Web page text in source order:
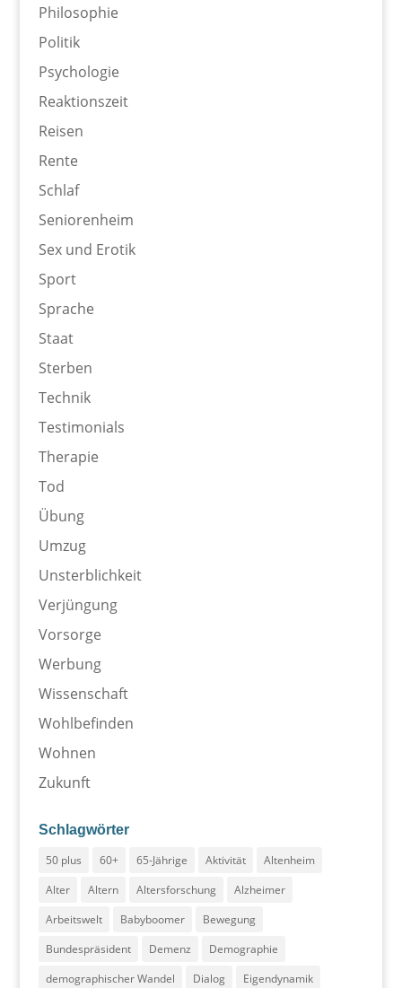
Philosophie
Politik
Psychologie
Reaktionszeit
Reisen
Rente
Schlaf
Seniorenheim
Sex und Erotik
Sport
Sprache
Staat
Sterben
Technik
Testimonials
Therapie
Tod
Übung
Umzug
Unsterblichkeit
Verjüngung
Vorsorge
Werbung
Wissenschaft
Wohlbefinden
Wohnen
Zukunft
Schlagwörter
50 plus
60+ 65-Jährige Aktivität
Altenheim
Alter
Altern Altersforschung
Alzheimer
Arbeitswelt
Babyboomer
Bewegung
Bundespräsident
Demenz
Demographie
demographischer Wandel
Dialog Eigendynamik